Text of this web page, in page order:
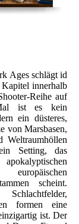
Ages schlägt id
Kapitel innerhalb
Reihe auf
ist es kein
ein düsteres,
von Marsbasen,
Weltraumhöllen
Setting, das
scheint.
formen eine
ist. Der